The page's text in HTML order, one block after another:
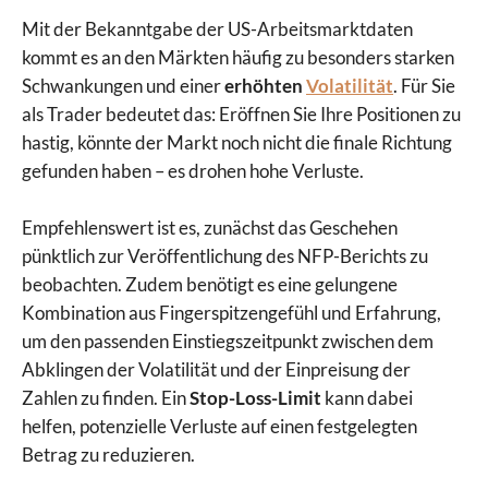
Mit der Bekanntgabe der US-Arbeitsmarktdaten
kommt es an den Märkten häufig zu besonders starken
Schwankungen und einererhöhtenVolatilität. Für Sie
als Trader bedeutet das: Eröffnen Sie Ihre Positionen zu
hastig, könnte der Markt noch nicht die finale Richtung
gefunden haben – es drohen hohe Verluste.
Empfehlenswert ist es, zunächst das Geschehen
pünktlich zur Veröffentlichung des NFP-Berichts zu
beobachten. Zudem benötigt es eine gelungene
Kombination aus Fingerspitzengefühl und Erfahrung,
um den passenden Einstiegszeitpunkt zwischen dem
Abklingen der Volatilität und der Einpreisung der
Zahlen zu finden. EinStop-Loss-Limit kann dabei
helfen, potenzielle Verluste auf einen festgelegten
Betrag zu reduzieren.